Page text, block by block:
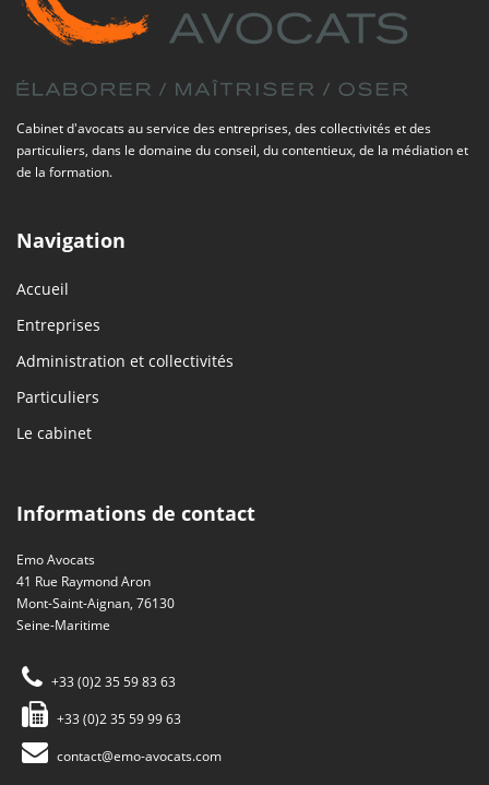
Cabinet d'avocats au service des entreprises, des collectivités et des
particuliers, dans le domaine du conseil, du contentieux, de la médiation et
de la formation.
Navigation
Accueil
Entreprises
Administration et collectivités
Particuliers
Le cabinet
Informations de contact
Emo Avocats
41 Rue Raymond Aron
Mont-Saint-Aignan, 76130
Seine-Maritime
+33 (0)2 35 59 83 63
+33 (0)2 35 59 99 63
contact@emo-avocats.com